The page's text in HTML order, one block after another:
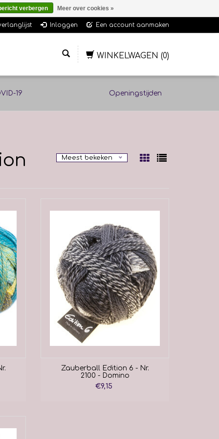
Inloggen Een account aanmaken
WINKELWAGEN (0)
19 Openingstijden
Meest bekeken
Zauberball Edition 6 - Nr.
2100 - Domino
€9,15
verbergen Meer over cookies »